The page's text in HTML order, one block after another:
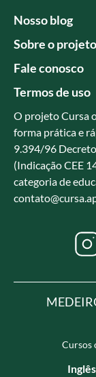
Nosso blog
Sobre o projeto
Fale conosco
Termos de uso
O projeto Cursa
forma prática e
9.394/96
(Indicação CEE
categoria de
Cursos
Inglês